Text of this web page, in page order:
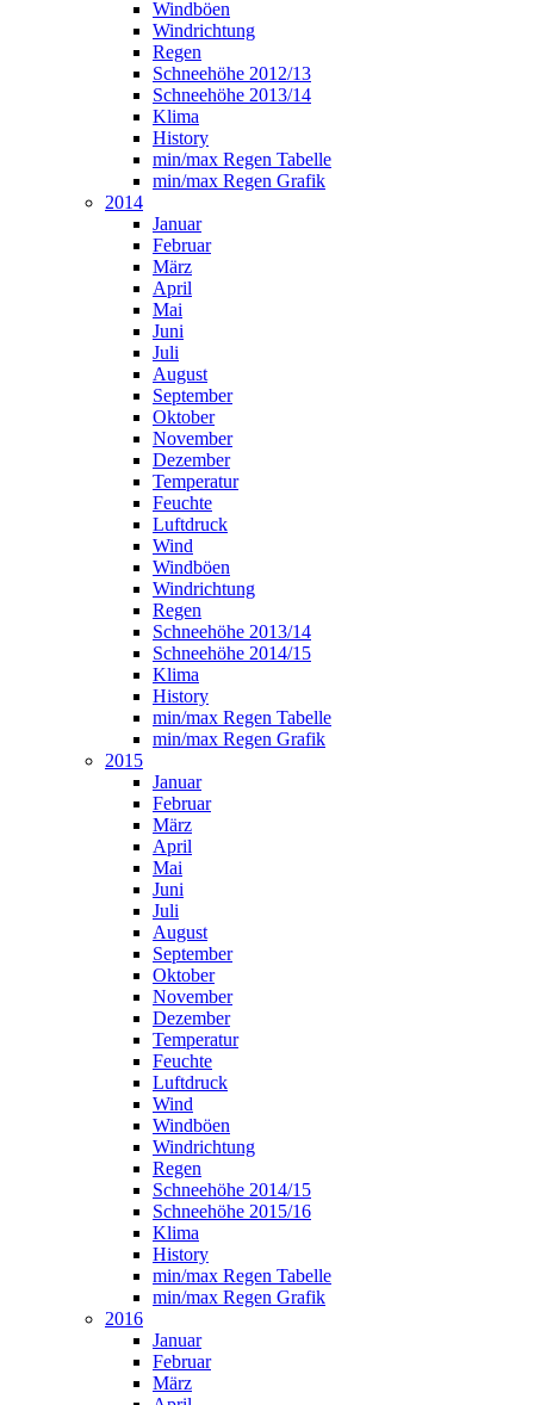
Windböen
Windrichtung
Regen
Schneehöhe 2012/13
Schneehöhe 2013/14
Klima
History
min/max Regen Tabelle
min/max Regen Grafik
2014
Januar
Februar
März
April
Mai
Juni
Juli
August
September
Oktober
November
Dezember
Temperatur
Feuchte
Luftdruck
Wind
Windböen
Windrichtung
Regen
Schneehöhe 2013/14
Schneehöhe 2014/15
Klima
History
min/max Regen Tabelle
min/max Regen Grafik
2015
Januar
Februar
März
April
Mai
Juni
Juli
August
September
Oktober
November
Dezember
Temperatur
Feuchte
Luftdruck
Wind
Windböen
Windrichtung
Regen
Schneehöhe 2014/15
Schneehöhe 2015/16
Klima
History
min/max Regen Tabelle
min/max Regen Grafik
2016
Januar
Februar
März